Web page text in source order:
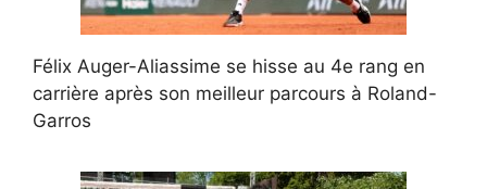
Félix Auger-Aliassime se hisse au 4e rang en
carrière après son meilleur parcours à Roland-
Garros